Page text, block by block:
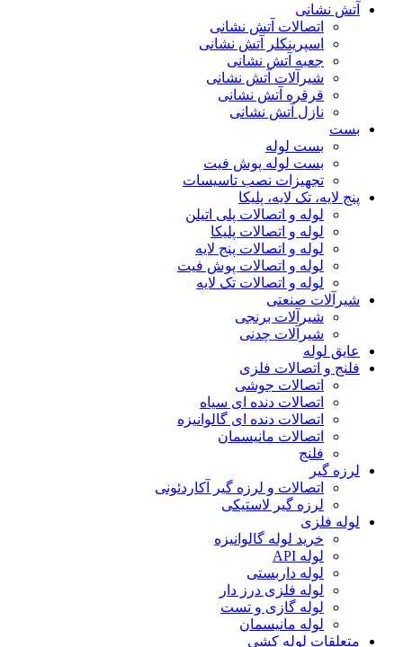
آتش نشانی
اتصالات آتش نشانی
اسپرینکلر آتش نشانی
جعبه آتش نشانی
شیرآلات آتش نشانی
قرقره آتش نشانی
نازل آتش نشانی
بست
بست لوله
بست لوله پوش فیت
تجهیزات نصب تاسیسات
پنج لایه، تک لایه، پلیکا
لوله و اتصالات پلی اتیلن
لوله و اتصالات پلیکا
لوله و اتصالات پنج لایه
لوله و اتصالات پوش فیت
لوله و اتصالات تک لایه
شیرآلات صنعتی
شیرآلات برنجی
شیرآلات چدنی
عایق لوله
فلنج و اتصالات فلزی
اتصالات جوشی
اتصالات دنده ای سیاه
اتصالات دنده ای گالوانیزه
اتصالات مانیسمان
فلنج
لرزه گیر
اتصالات و لرزه گیر آکاردئونی
لرزه گیر لاستیکی
لوله فلزی
خرید لوله گالوانیزه
لوله API
لوله داربستی
لوله فلزی درز دار
لوله گازی و تست
لوله مانیسمان
متعلقات لوله کشی